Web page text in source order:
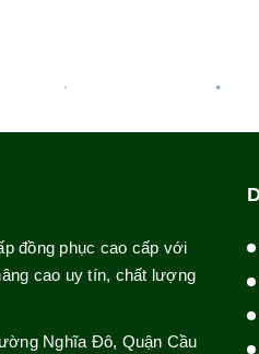
đồng phục cao cấp với
cao uy tín, chất lượng
Nghĩa Đô, Quận Cầu